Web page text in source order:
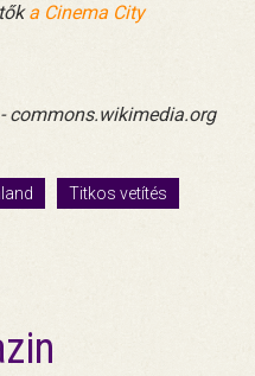
a Cinema City
commons.wikimedia.org
Titkos vetítés